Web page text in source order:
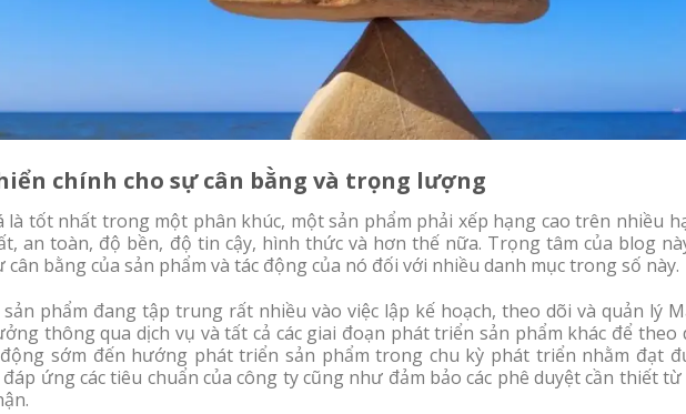
chính cho sự cân bằng và trọng lượng
là tốt nhất trong một phân khúc, một sản phẩm phải xếp hạng cao trên nhiều
an toàn, độ bền, độ tin cậy, hình thức và hơn thế nữa. Trọng tâm của blog
bằng của sản phẩm và tác động của nó đối với nhiều danh mục trong số này.
sản phẩm đang tập trung rất nhiều vào việc lập kế hoạch, theo dõi và quản lý
thông qua dịch vụ và tất cả các giai đoạn phát triển sản phẩm khác để theo
sớm đến hướng phát triển sản phẩm trong chu kỳ phát triển nhằm đạt
ứng các tiêu chuẩn của công ty cũng như đảm bảo các phê duyệt cần thiết từ